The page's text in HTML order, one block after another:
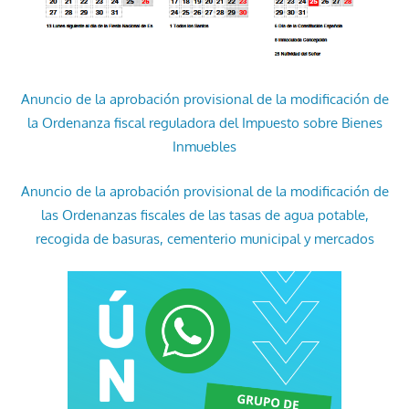
Anuncio de la aprobación provisional de la modificación de
la Ordenanza fiscal reguladora del Impuesto sobre Bienes
Inmuebles
Anuncio de la aprobación provisional de la modificación de
las Ordenanzas fiscales de las tasas de agua potable,
recogida de basuras, cementerio municipal y mercados